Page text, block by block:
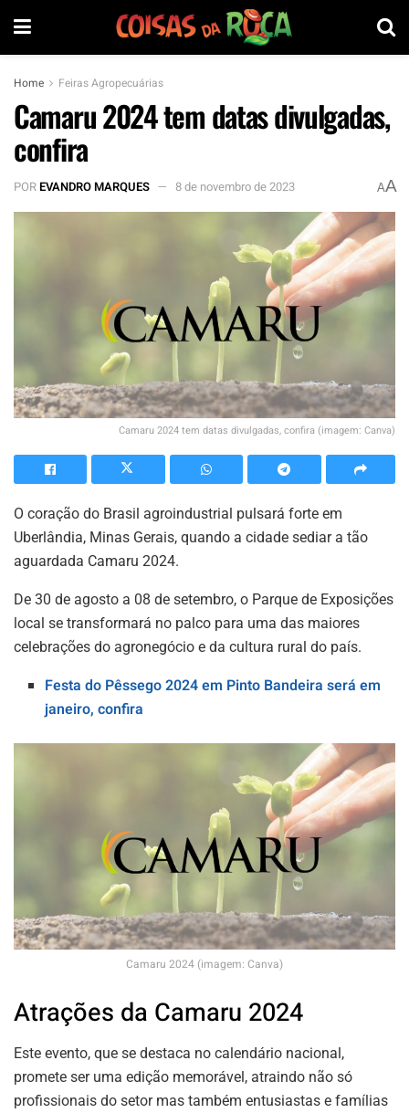
Home Feiras Agropecuárias
Camaru 2024 tem datas divulgadas,
confira
POREVANDRO MARQUES 8 de novembro de 2023 AA
Camaru 2024 tem datas divulgadas, confira (imagem: Canva)
O coração do Brasil agroindustrial pulsará forte em
Uberlândia, Minas Gerais, quando a cidade sediar a tão
aguardada Camaru 2024.
De 30 de agosto a 08 de setembro, o Parque de Exposições
local se transformará no palco para uma das maiores
celebrações do agronegócio e da cultura rural do país.
Festa do Pêssego 2024 em Pinto Bandeira será em
janeiro, confira
Camaru 2024 (imagem: Canva)
Atrações da Camaru 2024
Este evento, que se destaca no calendário nacional,
promete ser uma edição memorável, atraindo não só
profissionais do setor mas também entusiastas e famílias